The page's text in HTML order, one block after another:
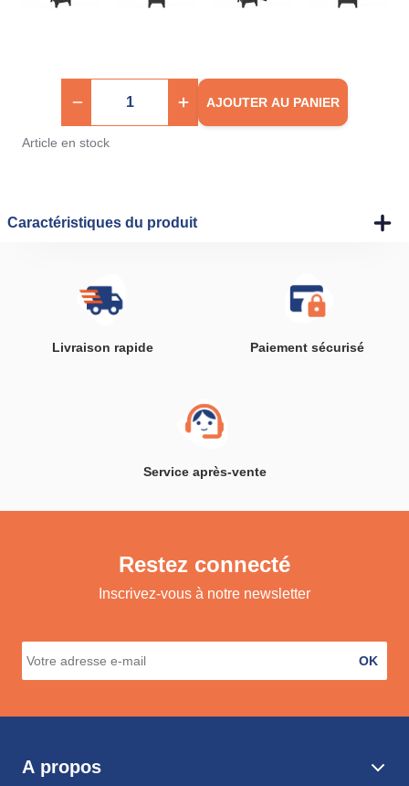
AJOUTER AU PANIER
Article en stock
Caractéristiques du produit
Livraison rapide Paiement sécurisé
Service après-vente
Restez connecté
Inscrivez-vous à notre newsletter
OK
A propos